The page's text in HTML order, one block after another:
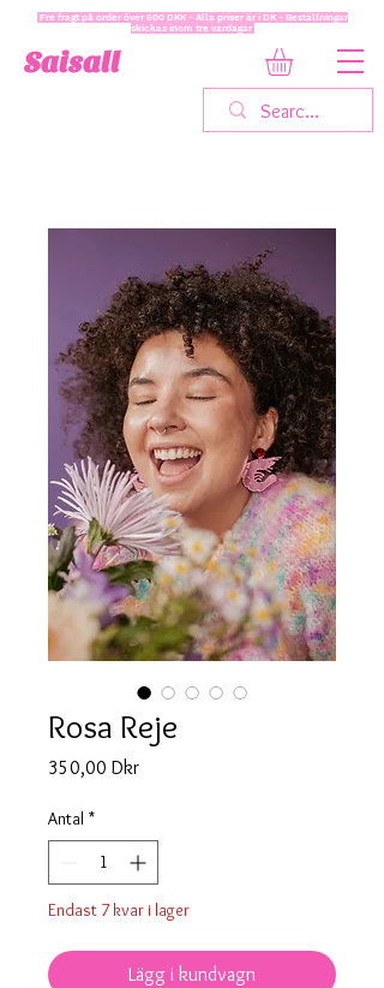
Saisall
Fre fragt på order över 600 DKK - Alla priser är i DK - Beställningar
skickas inom tre vardagar
Rosa Reje
350,00 DkrPris
Antal *
Endast 7 kvar i lager
Lägg i kundvagn